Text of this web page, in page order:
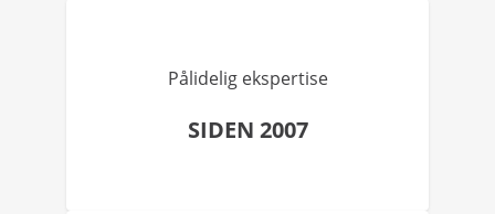
Pålidelig ekspertise
SIDEN 2007